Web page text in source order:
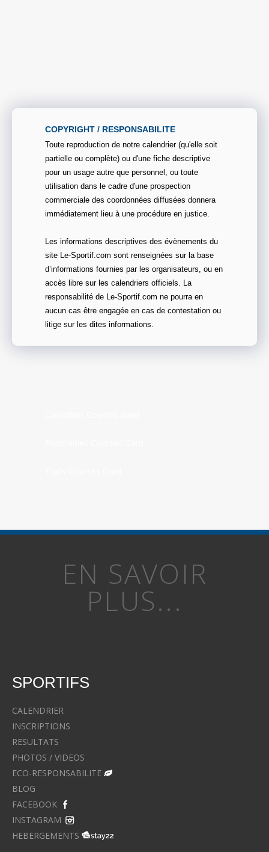
COPYRIGHT / RESPONSABILITE
Toute reproduction de notre calendrier (qu'elle soit
partielle ou complète) ou d'une fiche descriptive
pour un usage autre que personnel, ou toute
utilisation dans le cadre d'une prospection
commerciale des coordonnées diffusées donnera
immédiatement lieu à une procédure en justice.
Les informations descriptives des évènements du
site Le-Sportif.com sont renseignées sur la base
d’informations fournies par les organisateurs, ou en
accès libre sur les calendriers officiels. La
responsabilité de Le-Sportif.com ne pourra en
aucun cas être engagée en cas de contestation ou
litige sur les dites informations.
EN SAVOIR
PLUS...
SPORTIFS
CALENDRIER
INSCRIPTIONS
RESULTATS
PHOTOS / VIDEOS
ECO-RESPONSABILITE
BLOG
FACEBOOK
INSTAGRAM
HEBERGEMENTS